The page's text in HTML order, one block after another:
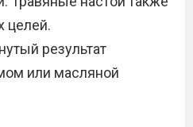
целей.
результат
или масляной